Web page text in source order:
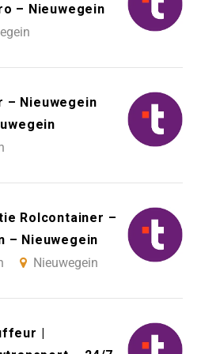
– Nieuwegein
– Nieuwegein
Rolcontainer –
– Nieuwegein
Nieuwegein
|